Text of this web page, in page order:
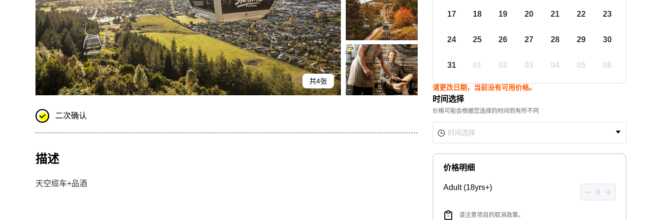
共4张
二次确认
17 18 19 20 21 22 23
24 25 26 27 28 29 30
31 01 02 03 04 05 06
请更改日期，当前没有可用价格。
时间选择
价格可能会根据您选择的时间而有所不同
描述
天空缆车+品酒
价格明细
Adult (18yrs+)
请注意项目的取消政策。